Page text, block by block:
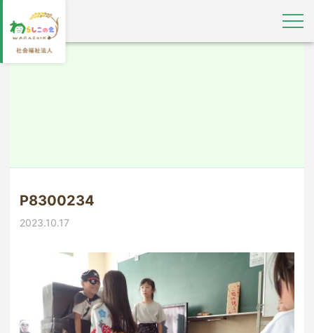
P8300234
2023.10.17